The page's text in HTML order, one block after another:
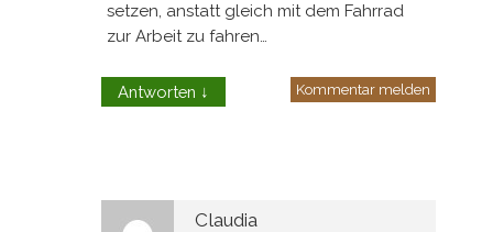
setzen, anstatt gleich mit dem Fahrrad
zur Arbeit zu fahren…
Antworten ↓ Kommentar melden
Claudia